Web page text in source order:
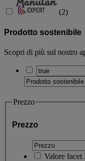
(2)
Prodotto sostenibile
Scopri di più sul nostro
Prezzo
Prezzo
Valore facet